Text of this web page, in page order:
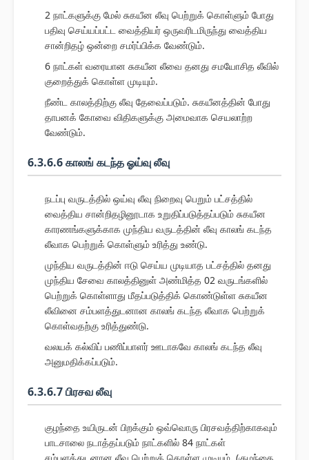
2 நாட்களுக்கு மேல் சுகயீன லீவு பெற்றுக் கொள்ளும் போது
பதிவு செய்யப்பட்ட வைத்தியர் ஒருவரிடமிருந்து வைத்திய
சான்றிதழ் ஒன்றை சமர்ப்பிக்க வேண்டும்.
6 நாட்கள் வரையான சுகயீன லீவை தனது சமயோசித லீவில்
குறைத்துக் கொள்ள முடியும்.
நீண்ட காலத்திற்கு லீவு தேவைப்படும். சுகயீனத்தின் போது
தாபனக் கோவை விதிகளுக்கு அமைவாக செயலாற்ற
வேண்டும்.
6.3.6.6 காலங் கடந்த ஓய்வு லீவு
நடப்பு வருடத்தில் ஒய்வு லீவு நிறைவு பெறும் பட்சத்தில்
வைத்திய சான்றிதழினூடாக உறுதிப்படுத்தப்படும் சுகயீன
காரணங்களுக்காக முந்திய வருடத்தின் லீவு காலங் கடந்த
லீவாக பெற்றுக் கொள்ளும் உரித்து உண்டு.
முந்திய வருடத்தின் ஈடு செய்ய முடியாத பட்சத்தில் தனது
முந்திய சேவை காலத்தினுள் அண்மித்த 02 வருடங்களில்
பெற்றுக் கொள்ளாது மீதப்படுத்திக் கொண்டுள்ள சுகயீன
லீவினை சம்பளத்துடனான காலங் கடந்த லீவாக பெற்றுக்
கொள்வதற்கு உரித்துண்டு.
வலயக் கல்விப் பணிப்பாளர் ஊடாகவே காலங் கடந்த லீவு
அனுமதிக்கப்படும்.
6.3.6.7 பிரசவ லீவு
குழந்தை உயிருடன் பிறக்கும் ஒவ்வொரு பிரசவத்திற்காகவும்
பாடசாலை நடாத்தப்படும் நாட்களில் 84 நாட்கள்